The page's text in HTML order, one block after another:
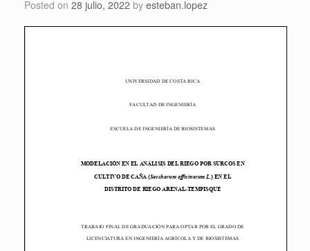
Posted on 28 julio, 2022 by esteban.lopez